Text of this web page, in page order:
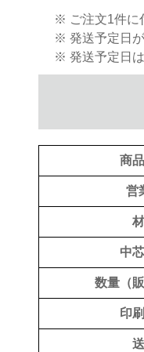
※ ご注文1件に
※ 発送予定日
※ 発送予定日
商
営
中
数量（
印